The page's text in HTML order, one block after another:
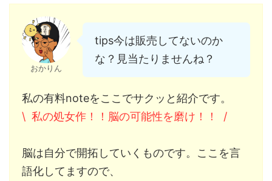
おかりん
tips今は販売してないのか
な？見当たりませんね？
私の有料noteをここでサクッと紹介です。
\ 私の処女作！！脳の可能性を磨け！！ /
脳は自分で開拓していくものです。ここを言
語化してますので、